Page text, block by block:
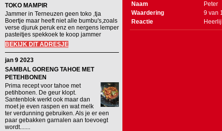
TOKO MAMPIR
Jammer in Terneuzen geen toko ,tja
Boertje maar heeft niet alle bumbu's,zoals
verse djuruk peruk enz en nergens lemper
pasteitjes spekkoek te koop jammer
BEKIJK DIT ADRESJE
jan 9 2023
SAMBAL GORENG TAHOE MET
PETEHBONEN
Prima recept voor tahoe met
petihbonen. De geur klopt.
Santenblok werkt ook maar dan
moet je even raspen en wat melk
ter verdunning gebruiken. Als je er een
paar gebakken garnalen aan toevoegt
wordt.......
Naam
Peter
Waardering
9 van
Reactie